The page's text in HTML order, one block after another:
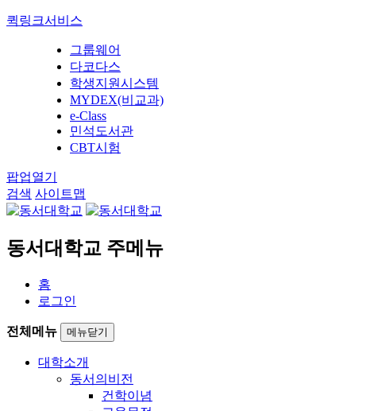
퀵링크서비스
그룹웨어
다코다스
학생지원시스템
MYDEX(비교과)
e-Class
민석도서관
CBT시험
팝업열기
검색 사이트맵
동서대학교 주메뉴
홈
로그인
전체메뉴 메뉴닫기
대학소개
동서의비전
건학이념